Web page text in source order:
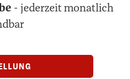
- jederzeit monatlich